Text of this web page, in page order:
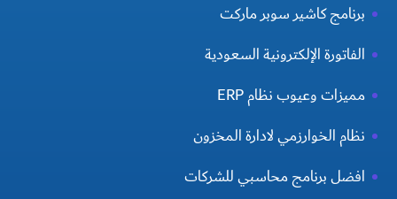
برنامج كاشير سوبر ماركت
الفاتورة الإلكترونية السعودية
مميزات وعيوب نظام ERP
نظام الخوارزمي لادارة المخزون
افضل برنامج محاسبي للشركات